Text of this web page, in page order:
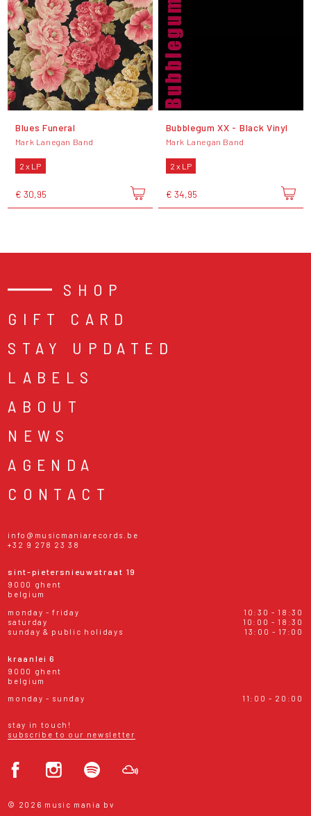
Blues Funeral
Mark Lanegan Band
2 x LP
€ 30,95
Bubblegum XX - Black Vinyl
Mark Lanegan Band
2 x LP
€ 34,95
SHOP
GIFT CARD
STAY UPDATED
LABELS
ABOUT
NEWS
AGENDA
CONTACT
info@musicmaniarecords.be
+32 9 278 23 38
sint-pietersnieuwstraat 19
9000 ghent
belgium
monday - friday
10:30 - 18:30
saturday
10:00 - 18:30
sunday & public holidays
13:00 - 17:00
kraanlei 6
9000 ghent
belgium
monday - sunday
11:00 - 20:00
stay in touch!
subscribe to our newsletter
© 2026 music mania bv